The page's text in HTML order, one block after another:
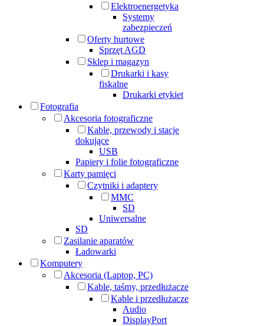
Elektroenergetyka
Systemy
zabezpieczeń
Oferty hurtowe
Sprzęt AGD
Sklep i magazyn
Drukarki i kasy
fiskalne
Drukarki etykiet
Fotografia
Akcesoria fotograficzne
Kable, przewody i stacje
dokujące
USB
Papiery i folie fotograficzne
Karty pamięci
Czytniki i adaptery
MMC
SD
Uniwersalne
SD
Zasilanie aparatów
Ładowarki
Komputery
Akcesoria (Laptop, PC)
Kable, taśmy, przedłużacze
Kable i przedłużacze
Audio
DisplayPort